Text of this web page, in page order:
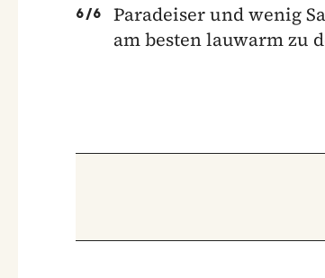
6/6
Paradeiser und wenig
am besten lauwarm zu